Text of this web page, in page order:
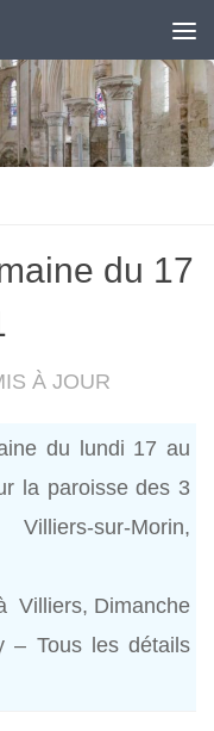
du 17
À JOUR
du lundi 17 au
la paroisse des 3
sur-Morin,
Villiers, Dimanche
Tous les détails